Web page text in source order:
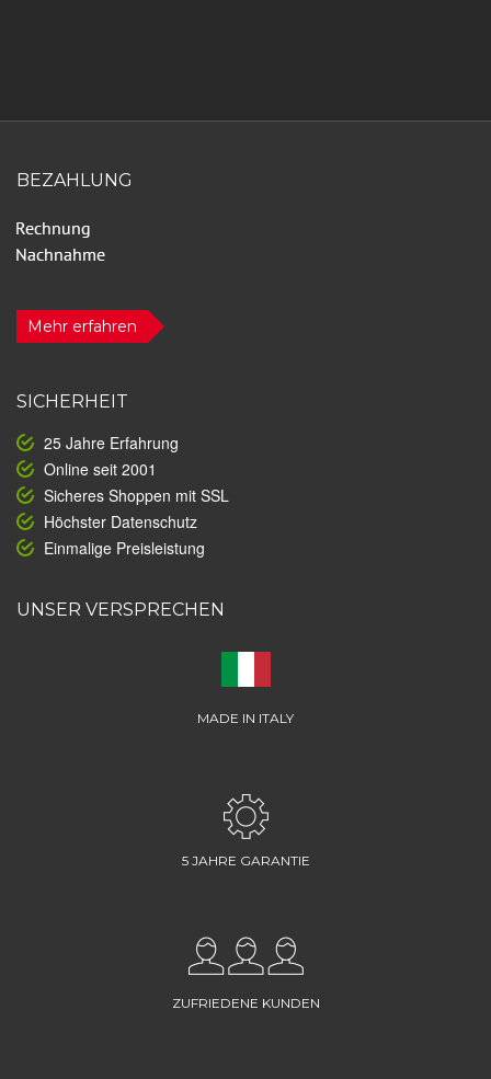
BEZAHLUNG
Mehr erfahren
SICHERHEIT
25 Jahre Erfahrung
Online seit 2001
Sicheres Shoppen mit SSL
Höchster Datenschutz
Einmalige Preisleistung
UNSER VERSPRECHEN
MADE IN ITALY
5 JAHRE GARANTIE
ZUFRIEDENE KUNDEN